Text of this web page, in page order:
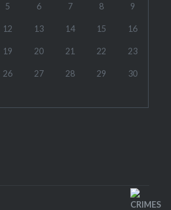
5 6 7 8 9
12 13 14 15 16
19 20 21 22 23
26 27 28 29 30